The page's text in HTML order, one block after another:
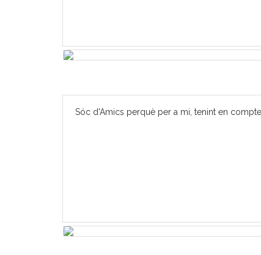
Sóc d'Amics perquè per a mi, tenint en